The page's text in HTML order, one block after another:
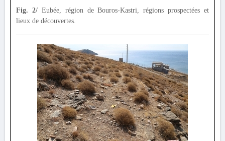
Fig. 2/Eubée, région de Bouros-Kastri, régions prospectées et
lieux de découvertes.